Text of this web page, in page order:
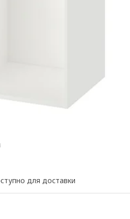
для доставки